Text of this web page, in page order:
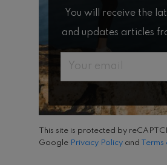
You will receive the
and updates articles
Email
This site is protected by
Google Privacy Policy and Terms